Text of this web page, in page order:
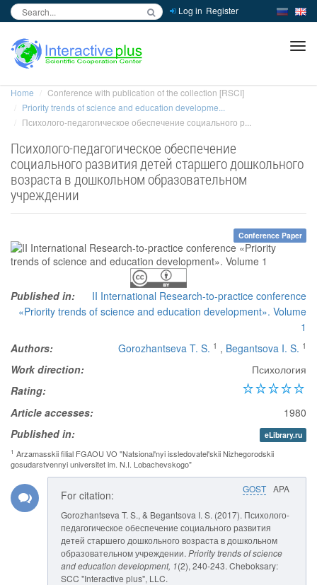
Log in Register
Home
Conference with publication of the collection [RSCI]
Priority trends of science and education developme...
Психолого-педагогическое обеспечение социального р...
Психолого-педагогическое обеспечение
социального развития детей старшего дошкольного
возраста в дошкольном образовательном
учреждении
Conference Paper
Published in:
II International Research-to-practice conference
«Priority trends of science and education development». Volume
1
Authors:
Gorozhantseva T. S. 1 , Begantsova I. S. 1
Work direction:
Психология
Rating:
Article accesses:
1980
Published in:
eLibrary.ru
1 Arzamasskii filial FGAOU VO "Natsional'nyi issledovatel'skii Nizhegorodskii
gosudarstvennyi universitet im. N.I. Lobachevskogo"
GOST APA
For citation:
Gorozhantseva T. S., & Begantsova I. S. (2017). Психолого-
педагогическое обеспечение социального развития
детей старшего дошкольного возраста в дошкольном
образовательном учреждении. Priority trends of science
and education development, 1(2), 240-243. Cheboksary:
SCC "Interactive plus", LLC.